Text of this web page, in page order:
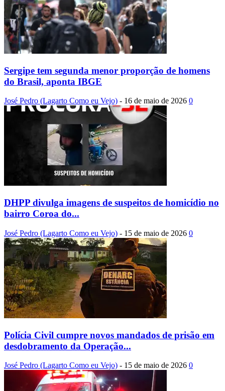
Sergipe tem segunda menor proporção de homens
do Brasil, aponta IBGE
José Pedro (Lagarto Como eu Vejo) - 16 de maio de 2026 0
DHPP divulga imagens de suspeitos de homicídio no
bairro Coroa do...
José Pedro (Lagarto Como eu Vejo) - 15 de maio de 2026 0
Polícia Civil cumpre novos mandados de prisão em
desdobramento da Operação...
José Pedro (Lagarto Como eu Vejo) - 15 de maio de 2026 0